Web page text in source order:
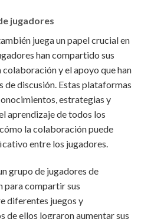
jugadores
juega un papel crucial en
han compartido sus
y el apoyo que han
discusión. Estas plataformas
estrategias y
aprendizaje de todos los
la colaboración puede
entre los jugadores.
grupo de jugadores de
para compartir sus
diferentes juegos y
de ellos lograron aumentar sus